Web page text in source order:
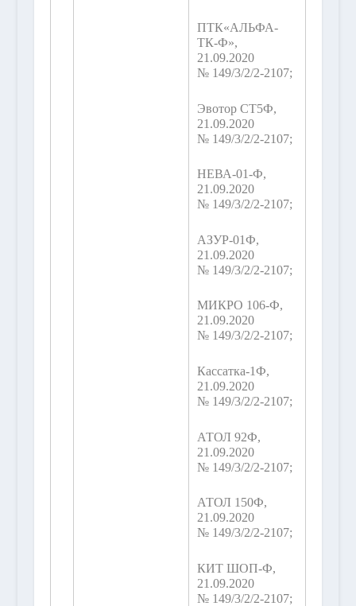
ПТК«АЛЬФА-
ТК-Ф»,
21.09.2020
№ 149/3/2/2-2107;
Эвотор СТ5Ф,
21.09.2020
№ 149/3/2/2-2107;
НЕВА-01-Ф,
21.09.2020
№ 149/3/2/2-2107;
АЗУР-01Ф,
21.09.2020
№ 149/3/2/2-2107;
МИКРО 106-Ф,
21.09.2020
№ 149/3/2/2-2107;
Кассатка-1Ф,
21.09.2020
№ 149/3/2/2-2107;
АТОЛ 92Ф,
21.09.2020
№ 149/3/2/2-2107;
АТОЛ 150Ф,
21.09.2020
№ 149/3/2/2-2107;
КИТ ШОП-Ф,
21.09.2020
№ 149/3/2/2-2107;